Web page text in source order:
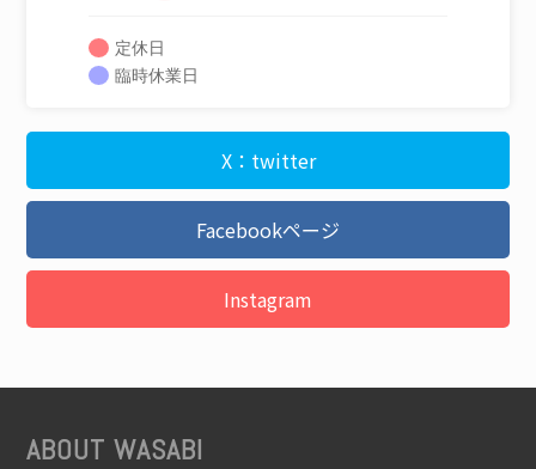
定休日
臨時休業日
X：twitter
Facebookページ
Instagram
ABOUT WASABI